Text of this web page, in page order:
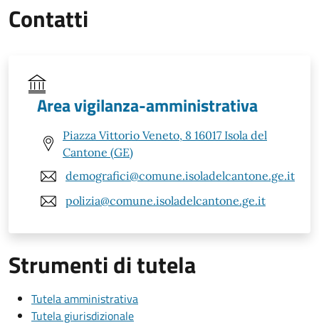
Contatti
Area vigilanza-amministrativa
Piazza Vittorio Veneto, 8 16017 Isola del
Cantone (GE)
demografici@comune.isoladelcantone.ge.it
polizia@comune.isoladelcantone.ge.it
Strumenti di tutela
Tutela amministrativa
Tutela giurisdizionale